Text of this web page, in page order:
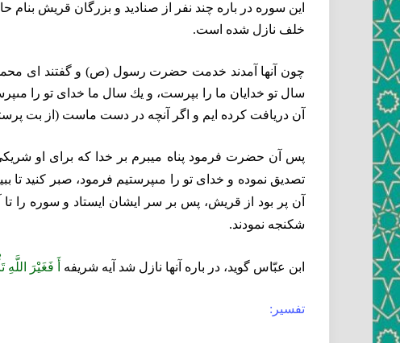
اين سوره در باره چند نفر از صناديد و بزرگان قريش
خلف نازل شده است.
چون آنها آمدند خدمت حضرت رسول (ص) و گفتند اى محمد
سال تو خدايان ما را بپرست، و يك سال ما خداى تو را
آن دريافت كرده‏ ايم و اگر آنچه در دست ماست (از بت
پس آن حضرت فرمود پناه ميبرم بر خدا كه براى او شريكى
تصديق نموده و خداى تو را مى‏پرستيم فرمود، صبر كنيد
آن پر بود از قريش، پس بر سر ايشان ايستاد و سوره را
شكنجه نمودند.
ابن عبّاس گويد، در باره آنها نازل شد آيه شريفه‏ أَ فَغَيْرَ اللَّهِ
تفسير: